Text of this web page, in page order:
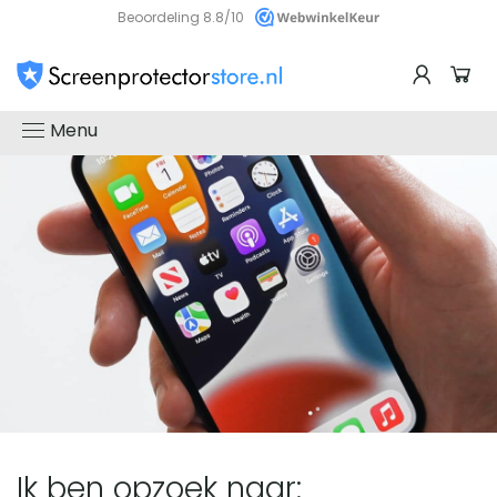
Beoordeling 8.8/10
De
beste
glazen
screenprotector
Menu